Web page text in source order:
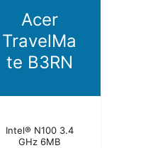
Acer
TravelMa
te B3RN
Intel® N100 3.4
GHz 6MB